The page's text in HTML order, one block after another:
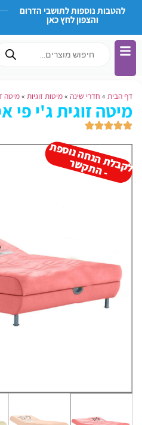
להטבות נוספות לתושבי הדרום
והצפון לחץ כאן
דף הבית » חדרי שינה »מיטות זוגיות »מיטה
מיטה זוגית ג'י פי
ל
ק
ב
ל
ת
הנ
ח
ה נו
ס
פ
ת
-
ה
ת
ק
ש
ר